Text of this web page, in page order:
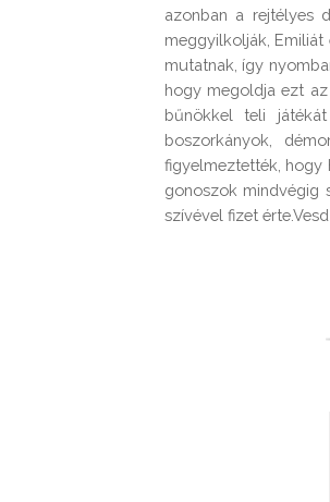
azonban a rejtélyes
meggyilkolják,
mutatnak, így
hogy megoldja ezt
bűnökkel teli
boszorkányok,
figyelmeztették, hogy
gonoszok mindvégig
szívével fizet